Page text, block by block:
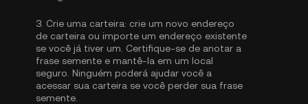
3. Crie uma carteira: crie um novo endereço
de carteira ou importe um endereço existente
se você já tiver um. Certifique-se de anotar a
frase semente e mantê-la em um local
seguro. Ninguém poderá ajudar você a
acessar sua carteira se você perder sua frase
semente.